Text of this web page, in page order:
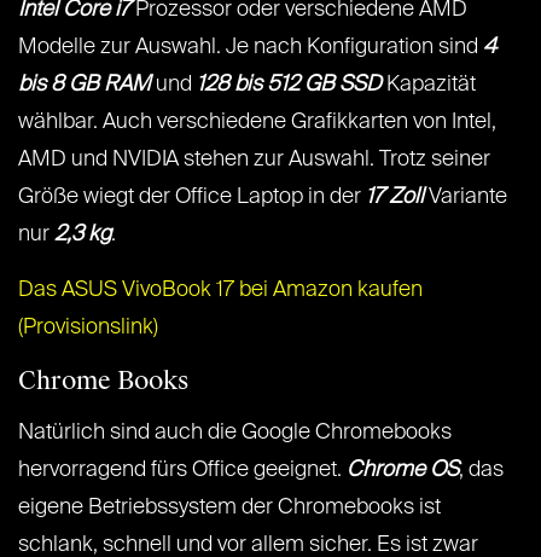
Intel Core i7Prozessor oder verschiedene AMD
Modelle zur Auswahl. Je nach Konfiguration sind 4
bis 8 GB RAMund 128 bis 512 GB SSDKapazität
wählbar. Auch verschiedene Grafikkarten von Intel,
AMD und NVIDIA stehen zur Auswahl. Trotz seiner
Größe wiegt der Office Laptop in der 17 ZollVariante
nur 2,3 kg.
Das ASUS VivoBook 17 bei Amazon kaufen
(Provisionslink)
Chrome Books
Natürlich sind auch die Google Chromebooks
hervorragend fürs Office geeignet. Chrome OS, das
eigene Betriebssystem der Chromebooks ist
schlank, schnell und vor allem sicher. Es ist zwar